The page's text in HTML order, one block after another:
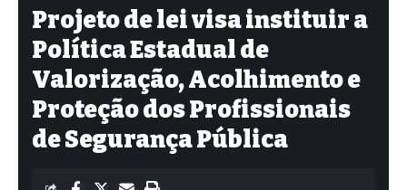
Projeto de lei visa instituir a
Política Estadual de
Valorização, Acolhimento e
Proteção dos Profissionais
de Segurança Pública